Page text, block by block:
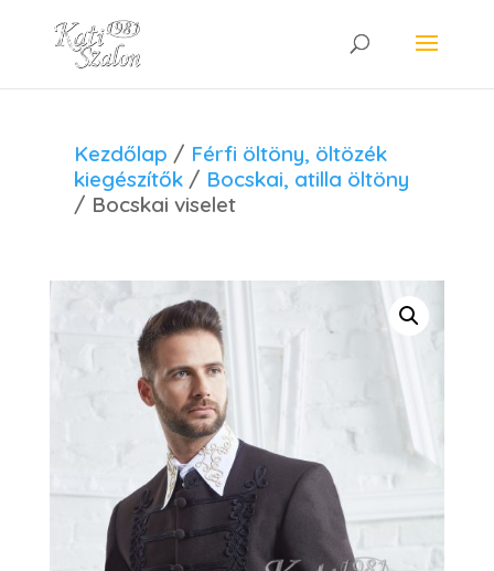
Kezdőlap / Férfi öltöny, öltözék
kiegészítők / Bocskai, atilla öltöny
/ Bocskai viselet